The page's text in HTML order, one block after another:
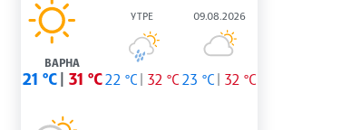
ВАРНА
21 °C 31 °C
УТРЕ
22 °C 32 °C
09.08.2026
23 °C 32 °C